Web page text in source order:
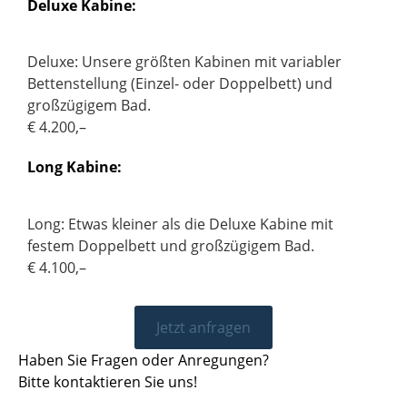
Deluxe Kabine:
Deluxe: Unsere größten Kabinen mit variabler
Bettenstellung (Einzel- oder Doppelbett) und
großzügigem Bad.
€ 4.200,–
Long Kabine:
Long: Etwas kleiner als die Deluxe Kabine mit
festem Doppelbett und großzügigem Bad.
€ 4.100,–
Jetzt anfragen
Haben Sie Fragen oder Anregungen?
Bitte kontaktieren Sie uns!